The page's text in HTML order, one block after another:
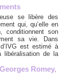
se libère des
qui, qu’elle en
conditionnent son
sa vie. Dans
est estimé à
de la
Georges Romey,